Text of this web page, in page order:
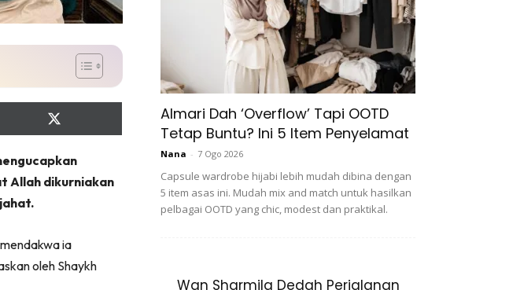
Share
on
(Twitter)
Allah dikurniakan
ia
oleh Shaykh
Almari Dah ‘Overflow’ Tapi OOTD
Tetap Buntu? Ini 5 Item Penyelamat
Nana - 7 Ogo 2026
Capsule wardrobe hijabi lebih mudah dibina dengan
5 item asas ini. Mudah mix and match untuk hasilkan
pelbagai OOTD yang chic, modest dan praktikal.
Wan Sharmila Dedah Perjalanan